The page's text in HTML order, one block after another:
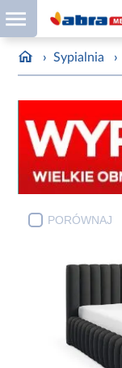
› Sypialnia ›
PORÓWNAJ